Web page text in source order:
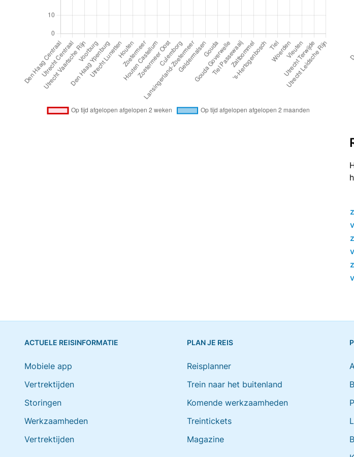
ACTUELE REISINFORMATIE
Mobiele app
Vertrektijden
Storingen
Werkzaamheden
Vertrektijden
PLAN JE REIS
Reisplanner
Trein naar het buitenland
Komende werkzaamheden
Treintickets
Magazine